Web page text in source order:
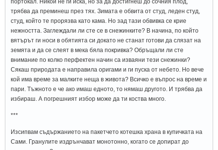
трябва да преминеш през тях. Зимата е обвита от студ, леден студ,
студ, който те прорязва като кама. Но зад тази обвивка се крие
нежността. Заглеждали ли сте се в снежинките? В начина, по който
вятърът ги носи в обятията си докато не станат готови да слязат на
земята и да се слеят в мека бяла покривка? Обръщали ли сте
внимание по колко перфектен начин са изваяни тези снежинки?
Сякаш природата е направила оригами и ги пуска от небето. Но вече
кой има време за малките неща в живота? Всичко е въпрос на време и
пари. Тъжното е че ако имаш едното, то нямаш другото. И трябва да
избираш. А погрешният избор може да ти коства много.
***
Изсипвам съдържанието на пакетчето котешка храна в купичката на
Сами. Гранулите издрънчават монотонно, когато се допират до